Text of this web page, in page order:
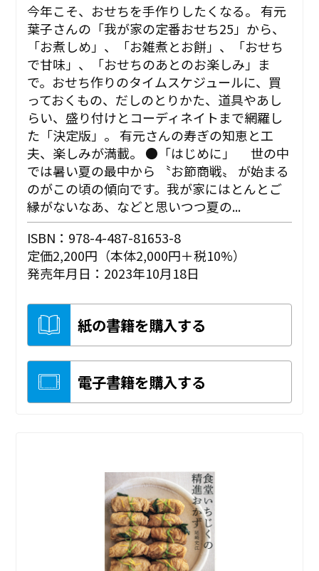
今年こそ、おせちを手作りしたくなる。 有元
葉子さんの「我が家の定番おせち25」から、
「お煮しめ」、「お雑煮とお餅」、「おせち
で甘味」、「おせちのあとのお楽しみ」ま
で。おせち作りのタイムスケジュールに、買
っておくもの、だしのとりかた、道具やあし
らい、盛り付けとコーディネイトまで網羅し
た「決定版」。 有元さんの寿ぎの知恵と工
夫、楽しみが満載。 ●「はじめに」 世の中
では暑い夏の最中から 〝お節商戦〟 が始まる
のがこの頃の傾向です。我が家にはとんとご
縁がないなあ、などと思いつつ夏の...
ISBN：978-4-487-81653-8
定価2,200円（本体2,000円＋税10%）
発売年月日：2023年10月18日
紙の書籍を購入する
電子書籍を購入する